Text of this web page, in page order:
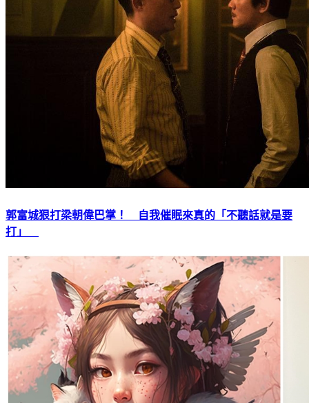
郭富城狠打梁朝偉巴掌！ 自我催眠來真的「不聽話就是要
打」